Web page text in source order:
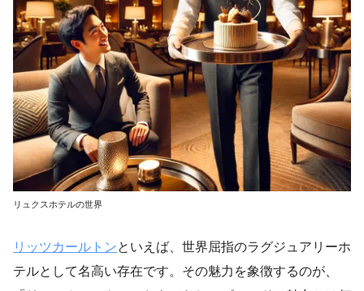
リュクスホテルの世界
リッツカールトンといえば、世界屈指のラグジュアリーホ
テルとして名高い存在です。その魅力を象徴するのが、